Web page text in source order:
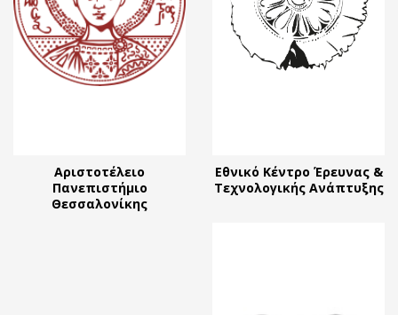
Αριστοτέλειο
Πανεπιστήμιο
Θεσσαλονίκης
Εθνικό Κέντρο Έρευνας &
Τεχνολογικής Ανάπτυξης